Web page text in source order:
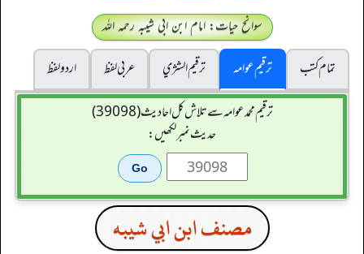
سوانح حیات: امام ابن ابی شیبہ رحمہ اللہ
تمام کتب
ترقیم عوامہ ترقيم الشژي عربی لفظ
اردو لفظ
ترقیم محمدعوامہ سے تلاش کل احادیث (39098)
حدیث نمبر لکھیں:
مصنف ابن ابي شيبه